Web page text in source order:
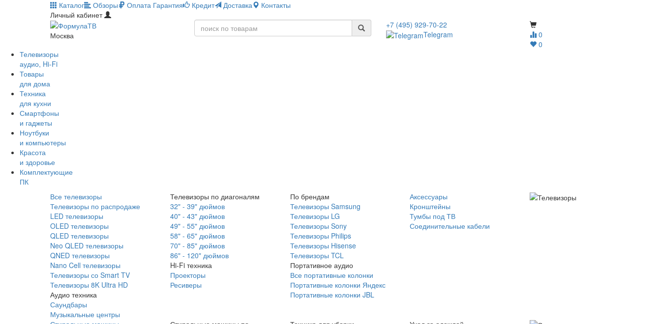
Каталог Обзоры Оплата Гарантия Кредит Доставка
Контакты
Личный кабинет
Москва
0
0
+7 (495) 929-70-22
Telegram
Телевизоры
аудио, Hi-Fi
Товары
для дома
Техника
для кухни
Смартфоны
и гаджеты
Ноутбуки
и компьютеры
Красота
и здоровье
Комплектующие
ПК
Все телевизоры
Телевизоры по распродаже
LED телевизоры
OLED телевизоры
QLED телевизоры
Neo QLED телевизоры
QNED телевизоры
Nano Cell телевизоры
Телевизоры со Smart TV
Телевизоры 8K Ultra HD
Аудио техника
Саундбары
Музыкальные центры
Телевизоры по диагоналям
32" - 39" дюймов
40" - 43" дюймов
49" - 55" дюймов
58" - 65" дюймов
70" - 85" дюймов
86" - 120" дюймов
Hi-Fi техника
Проекторы
Ресиверы
По брендам
Телевизоры Samsung
Телевизоры LG
Телевизоры Sony
Телевизоры Philips
Телевизоры Hisense
Телевизоры TCL
Портативное аудио
Все портативные колонки
Портативные колонки Яндекс
Портативные колонки JBL
Аксессуары
Кронштейны
Тумбы под ТВ
Соединительные кабели